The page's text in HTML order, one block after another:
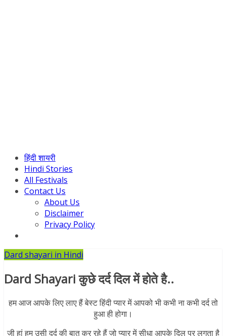
हिंदी शायरी
Hindi Stories
All Festivals
Contact Us
About Us
Disclaimer
Privacy Policy
Dard shayari in Hindi
Dard Shayari कुछे दर्द दिल में होते है..
हम आज आपके लिए लाए हैं बेस्ट हिंदीप्यार में आपको भी कभी ना कभी दर्द तो
हुआ ही होगा।
जी हां हम उसी दर्द की बात कर रहे हैं जो प्यार में सीधा आपके दिल पर लगता है